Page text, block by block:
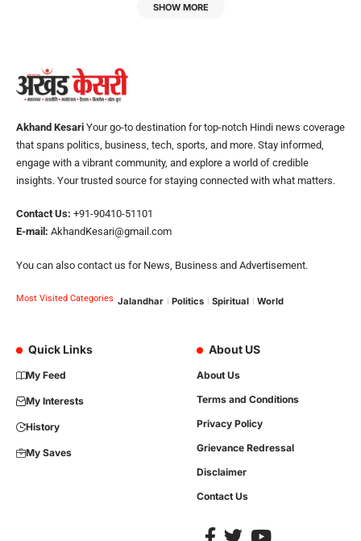
SHOW MORE
Akhand Kesari Your go-to destination for top-notch Hindi news coverage
that spans politics, business, tech, sports, and more. Stay informed,
engage with a vibrant community, and explore a world of credible
insights. Your trusted source for staying connected with what matters.
Contact Us: +91-90410-51101
E-mail: AkhandKesari@gmail.com
You can also contact us for News, Business and Advertisement.
Most Visited Categories Jalandhar Politics Spiritual World
Quick Links
My Feed
My Interests
History
My Saves
About US
About Us
Terms and Conditions
Privacy Policy
Grievance Redressal
Disclaimer
Contact Us